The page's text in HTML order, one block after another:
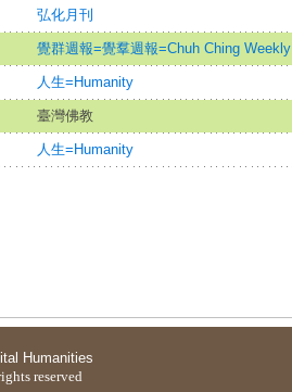
弘化月刊
覺群週報=覺羣週報=Chuh Ching Weekly
人生=Humanity
臺灣佛教
人生=Humanity
Humanities
reserved